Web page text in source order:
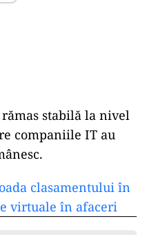
stabilă la nivel
companiile IT au
clasamentului în
virtuale în afaceri